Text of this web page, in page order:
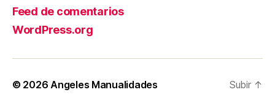
Feed de comentarios
WordPress.org
© 2026 Angeles Manualidades Subir ↑